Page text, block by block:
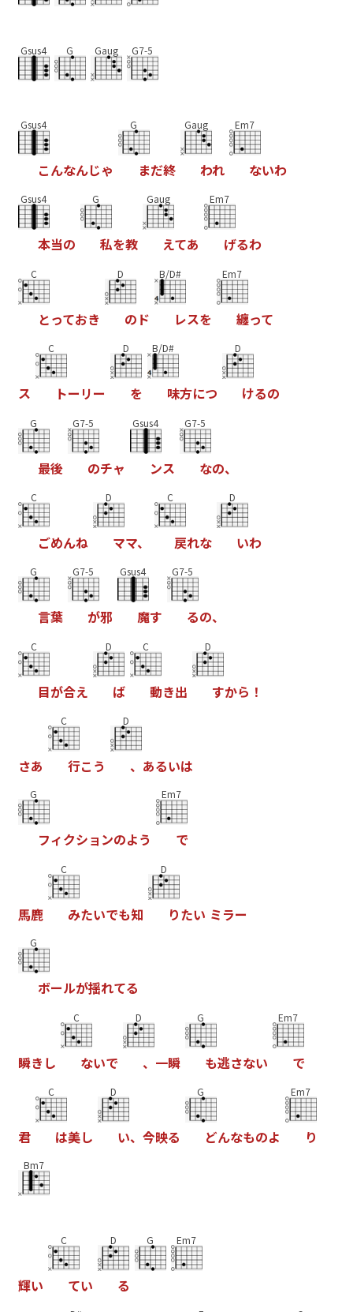
Gsus4 G Gaug G7-5
Gsus4
こんなんじゃ
G
まだ終
Gaug
われ
Em7
ないわ
Gsus4
本当の
G
私を教
Gaug
えてあ
Em7
げるわ
C
とっておき
D
の ド
B/D#
レスを
Em7
纏って
ス
C
トー リー
D
を
B/D#
味方につ
D
けるの
G
最後
G7-5
のチャ
Gsus4
ンス
G7-5
なの、
C
ごめんね
D
ママ、
C
戻れな
D
いわ
G
言葉
G7-5
が邪
Gsus4
魔す
G7-5
るの、
C
目が合え
D
ば
C
動き出
D
すから ！
さあ
C
行こ う
D
、 あるいは
G
フィクショ ンのよう
Em7
で
馬鹿
C
みたいでも知
D
りたい ミラー
G
ボールが揺れてる
瞬き し
C
ないで
D
、 一瞬
G
も逃さない
Em7
で
君
C
は美し
D
い、 今映る
G
どんなものよ
Em7
り
Bm7
輝い
C
てい
D
る
G Em7